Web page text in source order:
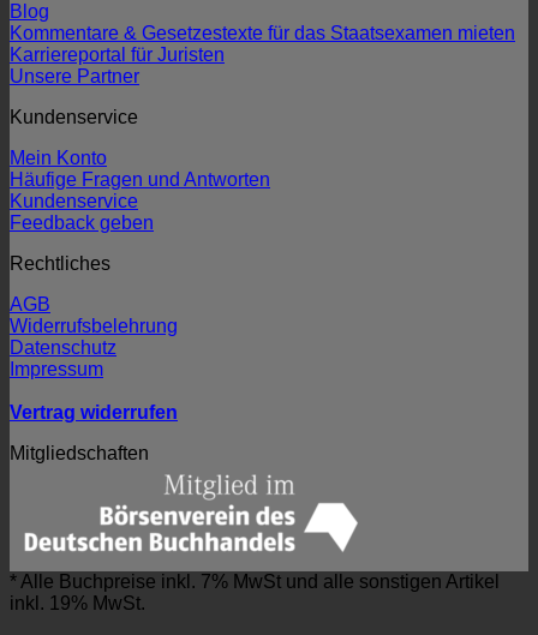
Blog
Kommentare & Gesetzestexte für das Staatsexamen mieten
Karriereportal für Juristen
Unsere Partner
Kundenservice
Mein Konto
Häufige Fragen und Antworten
Kundenservice
Feedback geben
Rechtliches
AGB
Widerrufsbelehrung
Datenschutz
Impressum
Vertrag widerrufen
Mitgliedschaften
* Alle Buchpreise inkl. 7% MwSt und alle sonstigen Artikel
inkl. 19% MwSt.